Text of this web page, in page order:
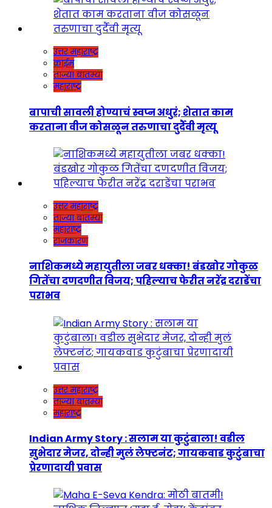
उत्तर महाराष्ट्र
क्राईम
ताज्या बातम्या
महाराष्ट्र
बापाची सावली होण्याचं स्वप्न अधुरं; शेतात काम
करताना वीज कोसळून तरुणाचा दुर्दैवी मृत्यू
उत्तर महाराष्ट्र
ताज्या बातम्या
महाराष्ट्र
राजकारण
नाशिकमध्ये महायुतीला जबर धक्का! बंडखोर गोकुळ
गितेंचा दणदणीत विजय; पहिल्याच फेरीत नरेंद्र दराडेंचा
पराभव
उत्तर महाराष्ट्र
ताज्या बातम्या
महाराष्ट्र
Indian Army Story : सलाम या कुटुंबाला! वडील
सुभेदार मेजर, दोन्ही मुलं लेफ्टनंट; गायकवाड कुटुंबाचा
प्रेरणादायी प्रवास